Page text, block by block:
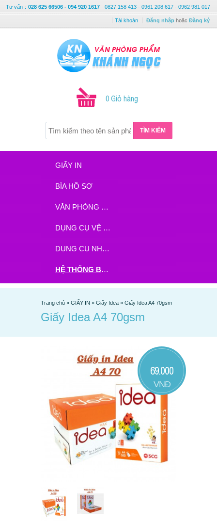
Tư vấn : 028 625 66506 - 094 920 1617 0827 158 413 - 0961 208 617 - 0962 981 017
Tài khoản Đăng nhập hoặc Đăng ký
0 Giỏ hàng
TÌM KIẾM
GIẤY IN
BÌA HỒ SƠ
VĂN PHÒNG PHẨM
DỤNG CỤ VỆ SINH
DỤNG CỤ NHÀ BẾP
HỆ THỐNG BHX - TGDĐ ĐẶT HÀNG TẠI ĐÂY
Trang chủ » GIẤY IN » Giấy Idea » Giấy Idea A4 70gsm
Giấy Idea A4 70gsm
69.000
VNĐ